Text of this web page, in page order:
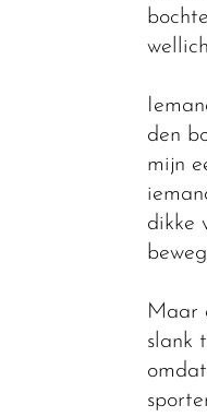
den
mijn
dikke
Maar
slank